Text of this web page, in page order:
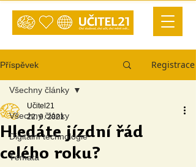
Příspěvek Registrace
Všechny články
Digitální technologie
Témata
Všechny články
Hledáte jízdní řád
celého roku?
Učitel21
22. 9. 2021